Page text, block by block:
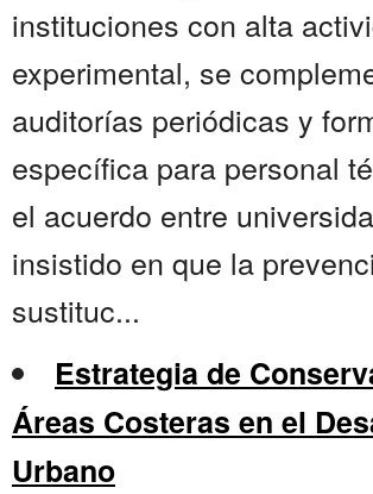
instituciones con alta
experimental, se
auditorías periódicas y
específica para personal
el acuerdo entre
insistido en que la
sustituc...
Estrategia de
Áreas Costeras en el
Urbano